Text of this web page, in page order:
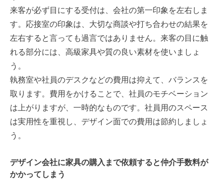
来客が必ず目にする受付は、会社の第一印象を左右しま
す。応接室の印象は、大切な商談や打ち合わせの結果を
左右すると言っても過言ではありません。来客の目に触
れる部分には、高級家具や質の良い素材を使いましょ
う。
執務室や社員のデスクなどの費用は抑えて、バランスを
取ります。費用をかけることで、社員のモチベーション
は上がりますが、一時的なものです。社員用のスペース
は実用性を重視し、デザイン面での費用は節約しましょ
う。
デザイン会社に家具の購入まで依頼すると仲介手数料が
かかってしまう